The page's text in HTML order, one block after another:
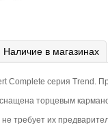
Наличие в магазинах
Complete серия Trend.
торцевым
требует их